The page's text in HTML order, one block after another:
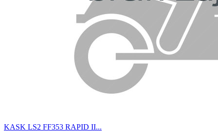
KASK LS2 FF353 RAPID II...